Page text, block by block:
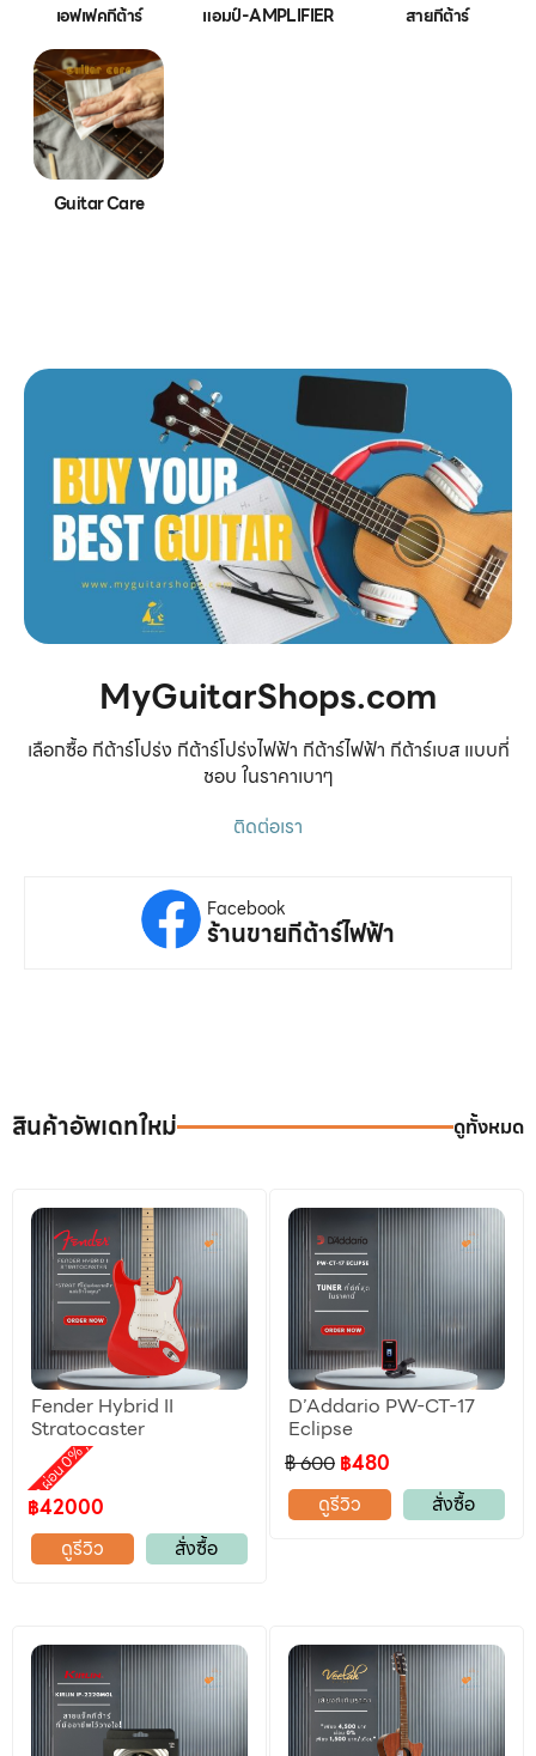
เอฟเฟคกีต้าร์ แอมป์-AMPLIFIER สายกีต้าร์
Guitar Care
MyGuitarShops.com
เลือกซื้อ กีต้าร์โปร่ง กีต้าร์โปร่งไฟฟ้า กีต้าร์ไฟฟ้า กีต้าร์เบส แบบที่
ชอบ ในราคาเบาๆ
ติดต่อเรา
Facebook
ร้านขายกีต้าร์ไฟฟ้า
สินค้าอัพเดทใหม่ ดูทั้งหมด
Fender Hybrid II
Stratocaster
ผ่อน 0%
,
ลดราคา
฿42000
ดูรีวิว
สั่งซื้อ
D’Addario PW-CT-17
Eclipse
฿ 600 ฿480
ดูรีวิว
สั่งซื้อ